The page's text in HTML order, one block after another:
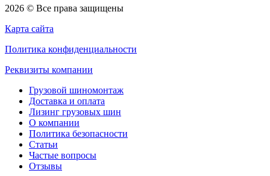
2026 © Все права защищены
Карта сайта
Политика конфиденциальности
Реквизиты компании
Грузовой шиномонтаж
Доставка и оплата
Лизинг грузовых шин
О компании
Политика безопасности
Статьи
Частые вопросы
Отзывы